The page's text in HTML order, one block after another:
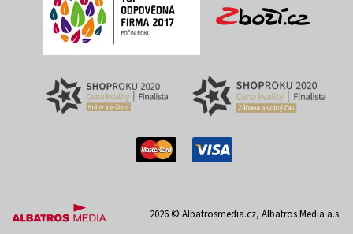
2026 © Albatrosmedia.cz, Albatros Media a.s.